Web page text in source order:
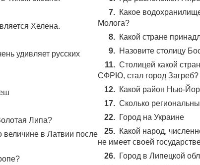
Хелена.
удивляет русских
Липа?
величине в Латвии после
7. Какое
Молога?
8. Какой стране
9. Назовите столицу
11. Столицей какой
СФРЮ, стал город Загреб?
12. Какой район Нью-
17. Сколько
22. Город на Украине
25. Какой народ,
не имеет своей
26. Город в Липецкой